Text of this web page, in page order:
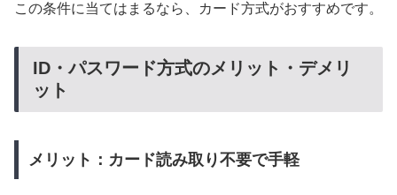
この条件に当てはまるなら、カード方式がおすすめです。
ID・パスワード方式のメリット・デメリ
ット
メリット：カード読み取り不要で手軽